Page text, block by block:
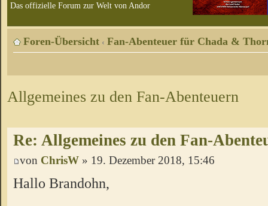
Das offizielle Forum zur Welt von Andor
Foren-Übersicht ‹ Fan-Abenteuer für Chada &
Allgemeines zu den Fan-Abenteuern
Re: Allgemeines zu den Fan-
von ChrisW » 19. Dezember 2018, 15:46
Hallo Brandohn,